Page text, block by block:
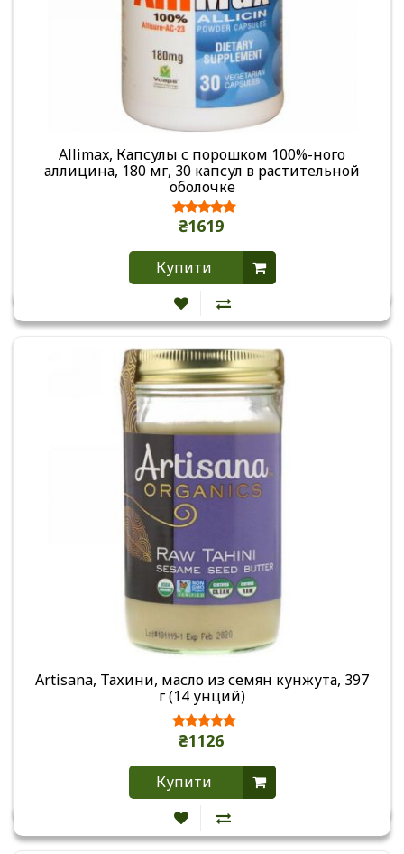
Allimax, Капсулы с порошком 100%-ного
аллицина, 180 мг, 30 капсул в растительной
оболочке
₴1619
Купити
Artisana, Тахини, масло из семян кунжута, 397
г (14 унций)
₴1126
Купити